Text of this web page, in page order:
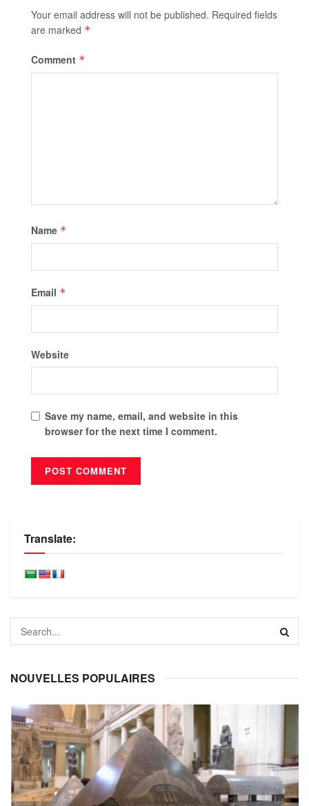
Your email address will not be published. Required fields
are marked *
Comment *
Name *
Email *
Website
Save my name, email, and website in this
browser for the next time I comment.
Translate:
NOUVELLES POPULAIRES